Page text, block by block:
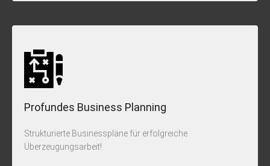
Profundes Business Planning
Strukturierte Businesspläne für erfolgreiche
Überzeugungsarbeit!